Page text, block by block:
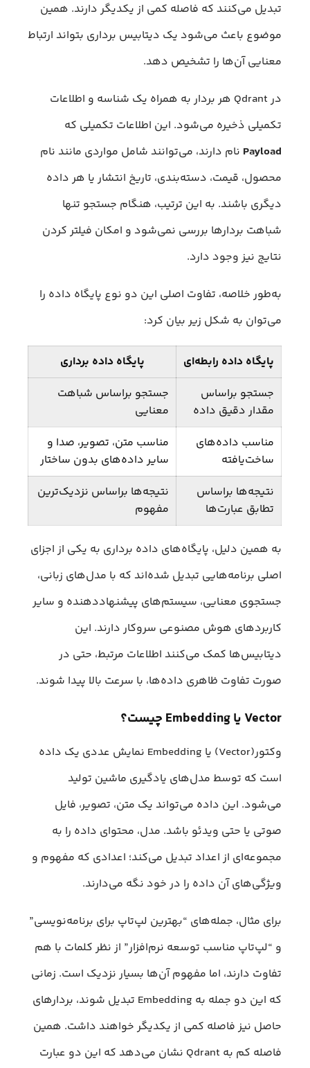
تبدیل می‌کنند که فاصله کمی از یکدیگر دارند. همین
موضوع باعث می‌شود یک دیتابیس برداری بتواند ارتباط
معنایی آن‌ها را تشخیص دهد.
در Qdrant هر بردار به همراه یک شناسه و اطلاعات
تکمیلی ذخیره می‌شود. این اطلاعات تکمیلی که
Payload نام دارند، می‌توانند شامل مواردی مانند نام
محصول، قیمت، دسته‌بندی، تاریخ انتشار یا هر داده
دیگری باشند. به این ترتیب، هنگام جستجو تنها
شباهت بردارها بررسی نمی‌شود و امکان فیلتر کردن
نتایج نیز وجود دارد.
به‌طور خلاصه، تفاوت اصلی این دو نوع پایگاه داده را
می‌توان به شکل زیر بیان کرد:
پایگاه داده رابطه‌ای
پایگاه داده برداری
جستجو براساس
مقدار دقیق داده
جستجو براساس شباهت
معنایی
مناسب داده‌های
ساخت‌یافته
مناسب متن، تصویر، صدا و
سایر داده‌های بدون ساختار
نتیجه‌ها براساس
تطابق عبارت‌ها
نتیجه‌ها براساس نزدیک‌ترین
مفهوم
به همین دلیل، پایگاه‌های داده برداری به یکی از اجزای
اصلی برنامه‌هایی تبدیل شده‌اند که با مدل‌های زبانی،
جستجوی معنایی، سیستم‌های پیشنهاددهنده و سایر
کاربردهای هوش مصنوعی سروکار دارند. این
دیتابیس‌ها کمک می‌کنند اطلاعات مرتبط، حتی در
صورت تفاوت ظاهری داده‌ها، با سرعت بالا پیدا شوند.
Vector یا Embedding چیست؟
وکتور(Vector) یا Embedding نمایش عددی یک داده
است که توسط مدل‌های یادگیری ماشین تولید
می‌شود. این داده می‌تواند یک متن، تصویر، فایل
صوتی یا حتی ویدئو باشد. مدل، محتوای داده را به
مجموعه‌ای از اعداد تبدیل می‌کند؛ اعدادی که مفهوم و
ویژگی‌های آن داده را در خود نگه می‌دارند.
برای مثال، جمله‌های “بهترین لپ‌تاپ برای برنامه‌نویسی”
و “لپ‌تاپ مناسب توسعه نرم‌افزار” از نظر کلمات با هم
تفاوت دارند، اما مفهوم آن‌ها بسیار نزدیک است. زمانی
که این دو جمله به Embedding تبدیل شوند، بردارهای
حاصل نیز فاصله کمی از یکدیگر خواهند داشت. همین
فاصله کم به Qdrant نشان می‌دهد که این دو عبارت